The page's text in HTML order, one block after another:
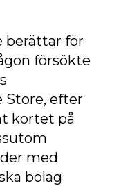
berättar för
försökte
efter
kortet på
med
bolag